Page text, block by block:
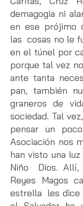
demagogia ni
en ese prójimo
las cosas no le
en el túnel por
porque tal vez
ante tanta
pan, también
graneros de
sociedad. Tal
pensar un
Asociación nos
han visto una
Niño Dios. Allí,
Reyes Magos
estrella les dice